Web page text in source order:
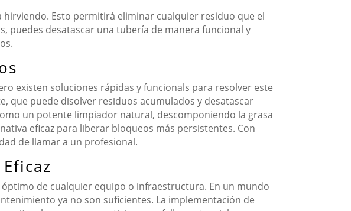
Esto permitirá eliminar cualquier residuo que el
puedes desatascar una tubería de manera funcional y
existen soluciones rápidas y funcionals para resolver este
que puede disolver residuos acumulados y desatascar
un potente limpiador natural, descomponiendo la grasa
eficaz para liberar bloqueos más persistentes. Con
de llamar a un profesional.
de cualquier equipo o infraestructura. En un mundo
ya no son suficientes. La implementación de